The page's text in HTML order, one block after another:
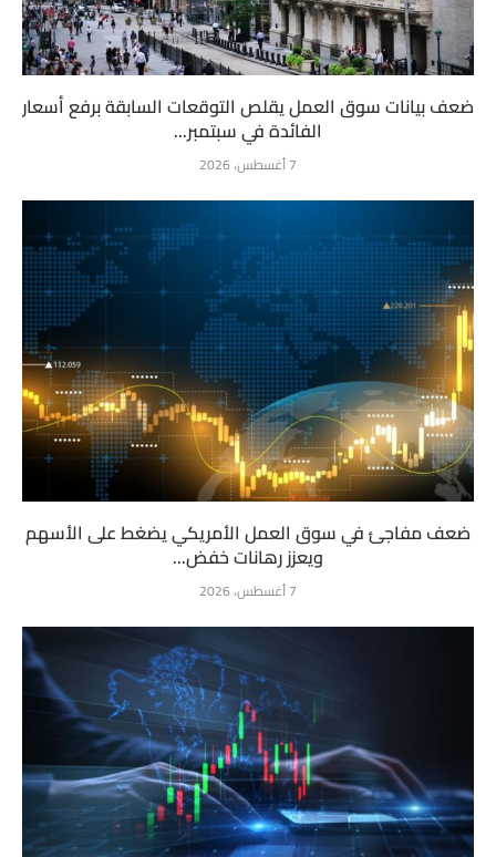
ضعف بيانات سوق العمل يقلص التوقعات السابقة برفع أسعار
الفائدة في سبتمبر...
7 أغسطس، 2026
ضعف مفاجئ في سوق العمل الأمريكي يضغط على الأسهم
ويعزز رهانات خفض...
7 أغسطس، 2026